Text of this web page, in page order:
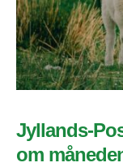
Jyllands-
om